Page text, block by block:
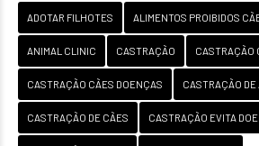
ADOTAR FILHOTES ALIMENTOS PROIBIDOS
ANIMAL CLINIC CASTRAÇÃO CASTRAÇÃO
CASTRAÇÃO CÃES DOENÇAS CASTRAÇÃO DE
CASTRAÇÃO DE CÃES CASTRAÇÃO EVITA